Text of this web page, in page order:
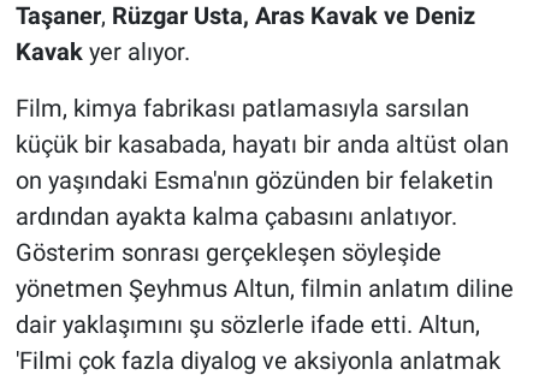
Taşaner, Rüzgar Usta, Aras Kavak ve Deniz
Kavakyer alıyor.
Film, kimya fabrikası patlamasıyla sarsılan
küçük bir kasabada, hayatı bir anda altüst olan
on yaşındaki Esma'nın gözünden bir felaketin
ardından ayakta kalma çabasını anlatıyor.
Gösterim sonrası gerçekleşen söyleşide
yönetmen Şeyhmus Altun, filmin anlatım diline
dair yaklaşımını şu sözlerle ifade etti. Altun,
'Filmi çok fazla diyalog ve aksiyonla anlatmak